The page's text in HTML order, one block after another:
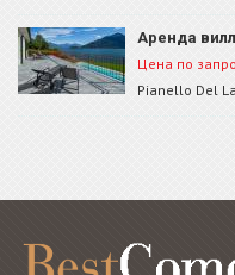
Аренда
Цена по
Pianello Del